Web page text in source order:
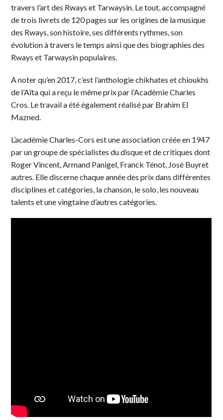
travers l’art des Rways et Tarwaysin. Le tout, accompagné
de trois livrets de 120 pages sur les origines de la musique
des Rways, son histoire, ses différents rythmes, son
évolution à travers le temps ainsi que des biographies des
Rways et Tarwaysin populaires.
A noter qu’en 2017, c’est l’anthologie chikhates et chioukhs
de l’Aïta qui a reçu le même prix par l’Académie Charles
Cros. Le travail a été également réalisé par Brahim El
Mazned.
L’académie Charles-Cors est une association créée en 1947
par un groupe de spécialistes du disque et de critiques dont
Roger Vincent, Armand Panigel, Franck Ténot, José Buyret
autres. Elle discerne chaque année des prix dans différentes
disciplines et catégories, la chanson, le solo, les nouveau
talents et une vingtaine d’autres catégories.